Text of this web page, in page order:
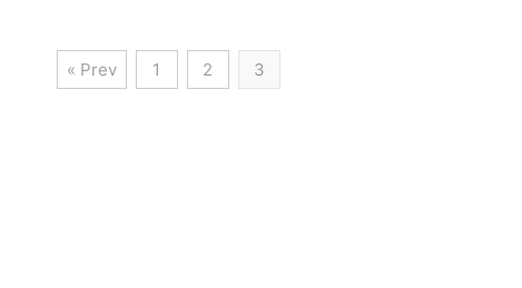
« Prev 1 2 3